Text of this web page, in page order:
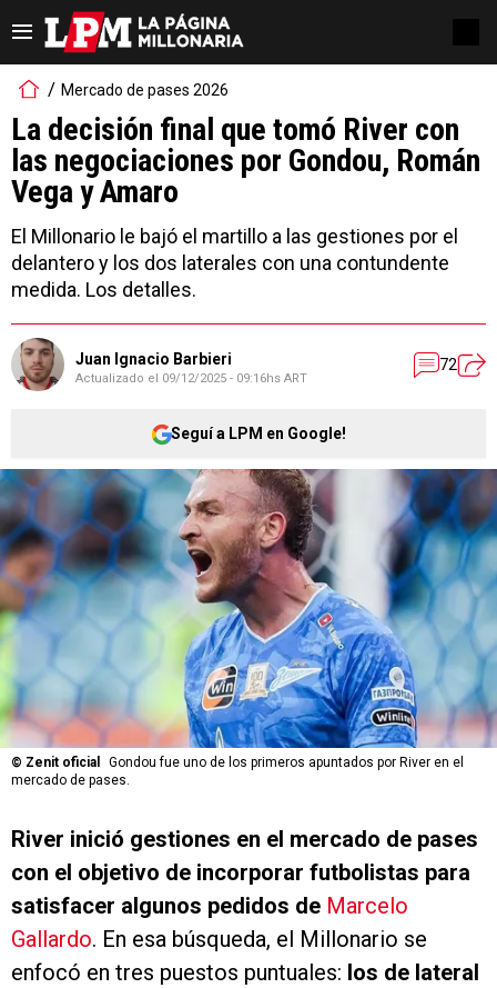
Mercado de pases 2026
La decisión final que tomó River con
las negociaciones por Gondou, Román
Vega y Amaro
El Millonario le bajó el martillo a las gestiones por el
delantero y los dos laterales con una contundente
medida. Los detalles.
Juan Ignacio Barbieri
Actualizado el 09/12/2025 - 09:16hs ART
72
Seguí a LPM en Google!
© Zenit oficial
Gondou fue uno de los primeros apuntados por River en el
mercado de pases.
River inició gestiones en el mercado de pases
con el objetivo de incorporar futbolistas para
satisfacer algunos pedidos de Marcelo
Gallardo. En esa búsqueda, el Millonario se
enfocó en tres puestos puntuales: los de lateral